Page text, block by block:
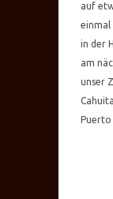
auf
einmal
in der
am
unser
Puerto